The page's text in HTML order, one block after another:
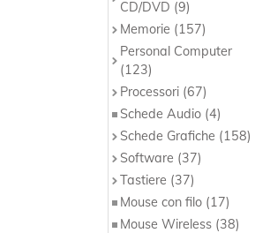
CD/DVD (9)
Memorie (157)
Personal Computer
(123)
Processori (67)
Schede Audio (4)
Schede Grafiche (158)
Software (37)
Tastiere (37)
Mouse con filo (17)
Mouse Wireless (38)